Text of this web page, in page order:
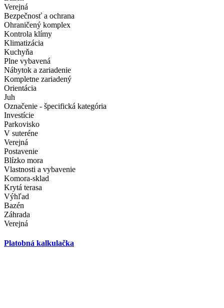
Verejná
Bezpečnosť a ochrana
Ohraničený komplex
Kontrola klímy
Klimatizácia
Kuchyňa
Plne vybavená
Nábytok a zariadenie
Kompletne zariadený
Orientácia
Juh
Označenie - špecifická kategória
Investície
Parkovisko
V suteréne
Verejná
Postavenie
Blízko mora
Vlastnosti a vybavenie
Komora-sklad
Krytá terasa
Výhľad
Bazén
Záhrada
Verejná
Platobná kalkulačka